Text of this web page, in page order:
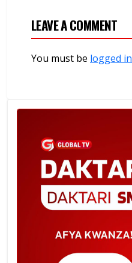
LEAVE A COMMENT
You must be logged in